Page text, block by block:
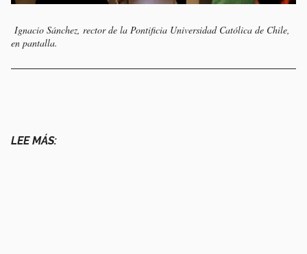
Ignacio Sánchez, rector de la Pontificia Universidad Católica de Chile,
en pantalla.
LEE MÁS: